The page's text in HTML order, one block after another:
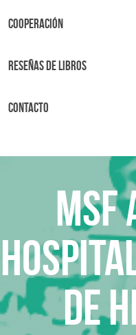
Cooperación
Reseñas de libros
Contacto
de